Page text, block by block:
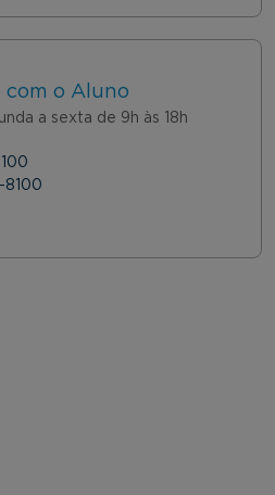
com o Aluno
a sexta de 9h às 18h
8100